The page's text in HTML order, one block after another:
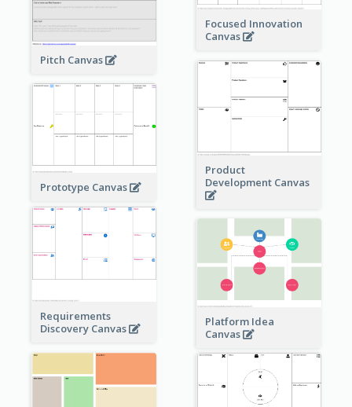
Pitch Canvas
Focused Innovation
Canvas
Product
Development Canvas
Prototype Canvas
Requirements
Discovery Canvas
Platform Idea
Canvas